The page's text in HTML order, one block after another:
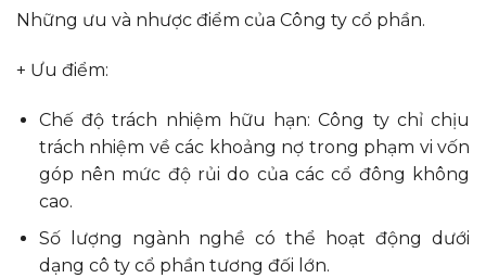
Những ưu và nhược điểm của Công ty cổ phần.
+ Ưu điểm:
Chế độ trách nhiệm hữu hạn: Công ty chỉ chịu
trách nhiệm về các khoảng nợ trong phạm vi vốn
góp nên mức độ rủi do của các cổ đông không
cao.
Số lượng ngành nghề có thể hoạt động dưới
dạng cô ty cổ phần tương đối lớn.